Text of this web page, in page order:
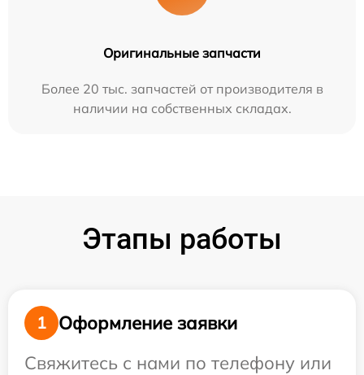
Оригинальные запчасти
Более 20 тыс. запчастей от производителя в
наличии на собственных складах.
Этапы работы
1
Оформление заявки
Свяжитесь с нами по телефону или